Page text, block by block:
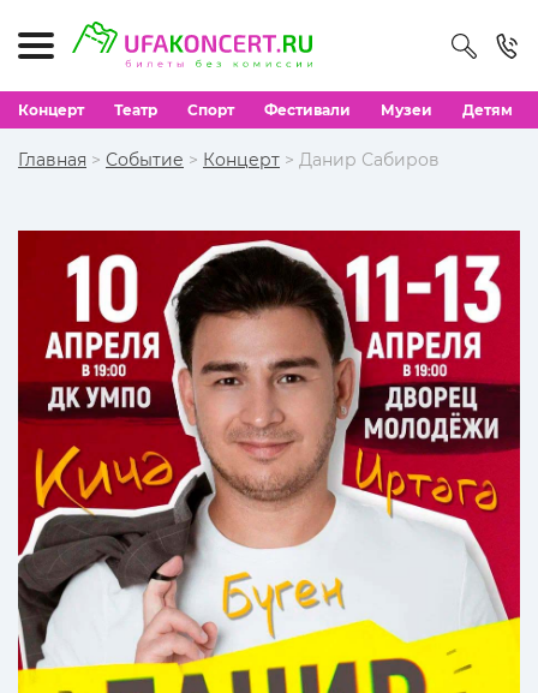
Концерт Театр Спорт Фестивали Музеи Детям
Главная > Событие > Концерт > Данир Сабиров